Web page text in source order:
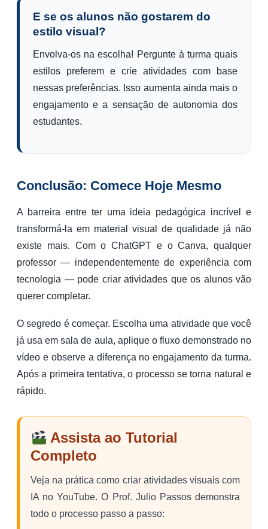
E se os alunos não gostarem do
estilo visual?
Envolva-os na escolha! Pergunte à turma quais
estilos preferem e crie atividades com base
nessas preferências. Isso aumenta ainda mais o
engajamento e a sensação de autonomia dos
estudantes.
Conclusão: Comece Hoje Mesmo
A barreira entre ter uma ideia pedagógica incrível e
transformá-la em material visual de qualidade já não
existe mais. Com o ChatGPT e o Canva, qualquer
professor — independentemente de experiência com
tecnologia — pode criar atividades que os alunos vão
querer completar.
O segredo é começar. Escolha uma atividade que você
já usa em sala de aula, aplique o fluxo demonstrado no
vídeo e observe a diferença no engajamento da turma.
Após a primeira tentativa, o processo se torna natural e
rápido.
Assista ao Tutorial
Completo
Veja na prática como criar atividades visuais com
IA no YouTube. O Prof. Julio Passos demonstra
todo o processo passo a passo: